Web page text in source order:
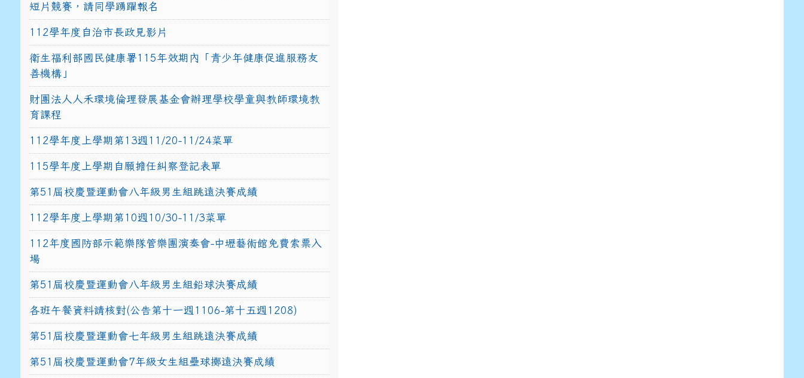
短片競賽，請同學踴躍報名
112學年度自治市長政見影片
衛生福利部國民健康署115年效期內「青少年健康促進服務友
善機構」
財團法人人禾環境倫理發展基金會辦理學校學童與教師環境教
育課程
112學年度上學期第13週11/20-11/24菜單
115學年度上學期自願擔任糾察登記表單
第51屆校慶暨運動會八年級男生組跳遠決賽成績
112學年度上學期第10週10/30-11/3菜單
112年度國防部示範樂隊管樂團演奏會-中壢藝術館免費索票入
場
第51屆校慶暨運動會八年級男生組鉛球決賽成績
各班午餐資料請核對(公告第十一週1106-第十五週1208)
第51屆校慶暨運動會七年級男生組跳遠決賽成績
第51屆校慶暨運動會7年級女生組壘球擲遠決賽成績